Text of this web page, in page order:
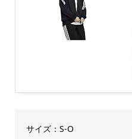
サイズ：S-O